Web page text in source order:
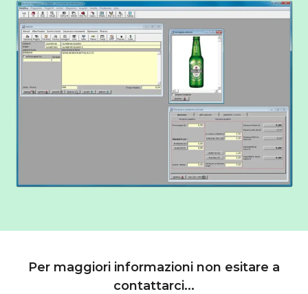
Per maggiori informazioni non esitare a
contattarci...